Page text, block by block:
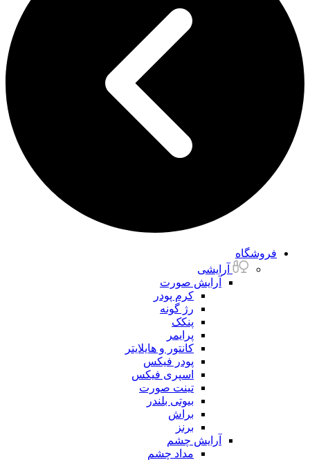
فروشگاه
آرایشی
آرایش صورت
کرم پودر
رژ گونه
پنکک
پرایمر
کانتور و هایلایتر
پودر فیکس
اسپری فیکس
تینت صورت
بیوتی بلندر
براش
برنز
آرایش چشم
مداد چشم